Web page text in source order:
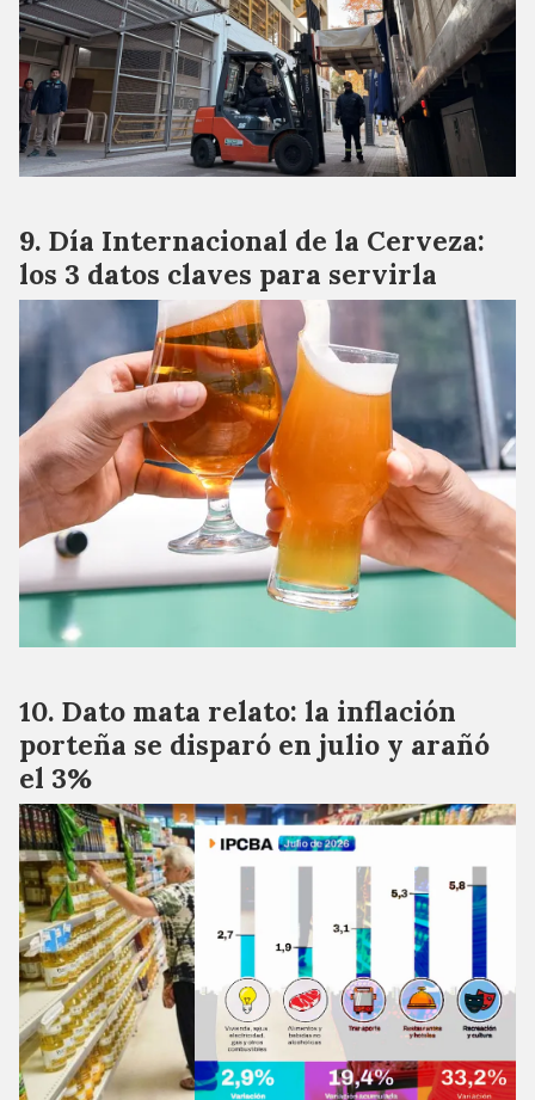
Día Internacional de la Cerveza:
los 3 datos claves para servirla
Dato mata relato: la inflación
porteña se disparó en julio y arañó
el 3%